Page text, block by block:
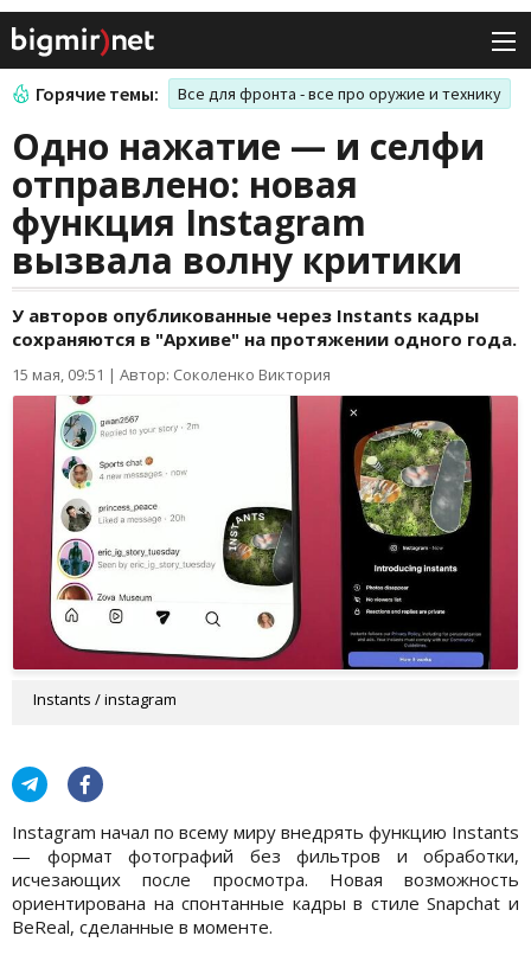
Горячие темы: Все для фронта - все про оружие и технику
Одно нажатие — и селфи
отправлено: новая
функция Instagram
вызвала волну критики
У авторов опубликованные через Instants кадры
сохраняются в "Архиве" на протяжении одного года.
15 мая, 09:51 | Автор: Соколенко Виктория
Instants / instagram
Instagram начал по всему миру внедрять функцию Instants
— формат фотографий без фильтров и обработки,
исчезающих после просмотра. Новая возможность
ориентирована на спонтанные кадры в стиле Snapchat и
BeReal, сделанные в моменте.